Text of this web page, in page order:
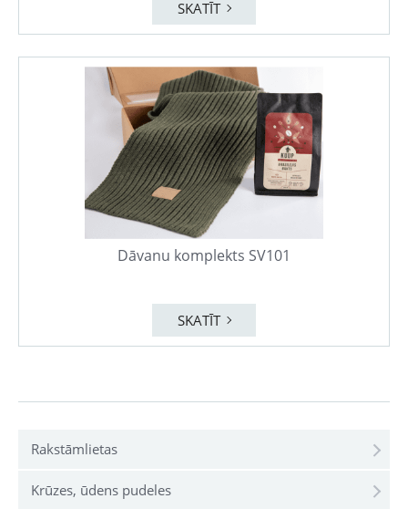
Rakstāmlietas
Krūzes, ūdens pudeles
SKATĪT
Dāvanu komplekts SV101
SKATĪT